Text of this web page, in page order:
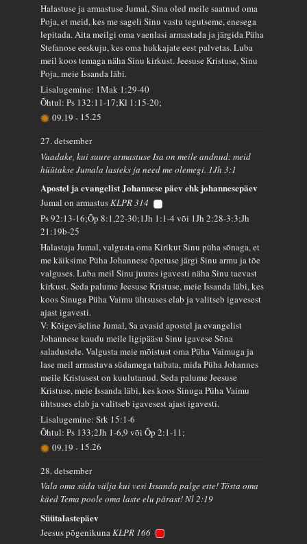
Halastuse ja armastuse Jumal, Sina oled meile saatnud oma
Poja, et meid, kes me sageli Sinu vastu tegutseme, enesega
lepitada. Aita meilgi oma vaenlasi armastada ja järgida Püha
Stefanose eeskuju, kes oma hukkajate eest palvetas. Luba
meil koos temaga näha Sinu kirkust. Jeesuse Kristuse, Sinu
Poja, meie Issanda läbi.
Lisalugemine: 1Mak 1:29-40
Õhtul: Ps 132:11-17;Kl 1:15-20;
09.19- 15.25
27. detsember
Vaadake, kui suure armastuse Isa on meile andnud: meid
hüütakse Jumala lasteks ja need me olemegi. 1Jh 3:1
Apostel ja evangelist Johannese päev ehk johannesepäev
Jumal on armastusKLPR 314
Ps 92:13-16;Õp 8:1,22-30;1Jh 1:1-4 või 1Jh 2:28-3:3;Jh
21:19b-25
Halastaja Jumal, valgusta oma Kirikut Sinu püha sõnaga, et
me käiksime Püha Johannese õpetuse järgi Sinu armu ja tõe
valguses. Luba meil Sinu juures igavesti näha Sinu taevast
kirkust. Seda palume Jeesuse Kristuse, meie Issanda läbi, kes
koos Sinuga Püha Vaimu ühtsuses elab ja valitseb igavesest
ajast igavesti.
V: Kõigeväeline Jumal, Sa avasid apostel ja evangelist
Johannese kaudu meile ligipääsu Sinu igavese Sõna
saladustele. Valgusta meie mõistust oma Püha Vaimuga ja
lase meil armastava südamega taibata, mida Püha Johannes
meile Kristusest on kuulutanud. Seda palume Jeesuse
Kristuse, meie Issanda läbi, kes koos Sinuga Püha Vaimu
ühtsuses elab ja valitseb igavesest ajast igavesti.
Lisalugemine: Srk 15:1-6
Õhtul: Ps 133;2Jh 1-6,9 või Õp 2:1-11;
09.19- 15.26
28. detsember
Vala oma süda välja kui vesi Issanda palge ette! Tõsta oma
käed Tema poole oma laste elu pärast! Nl 2:19
Süütalastepäev
Jeesus põgenikunaKLPR 166